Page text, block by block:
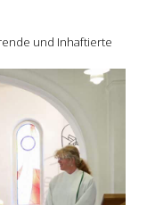
und Inhaftierte